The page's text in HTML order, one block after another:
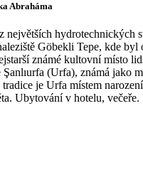
Abraháma
největších hydrotechnických
Göbekli Tepe, kde byl
známé kultovní místo
(Urfa), známá jako
je Urfa místem
Ubytování v hotelu, večeře.